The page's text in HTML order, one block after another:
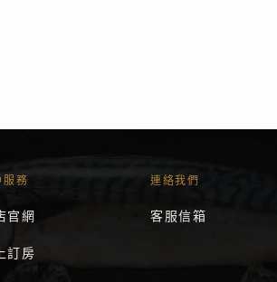
服務
官網
訂房
連絡我們
客服信箱